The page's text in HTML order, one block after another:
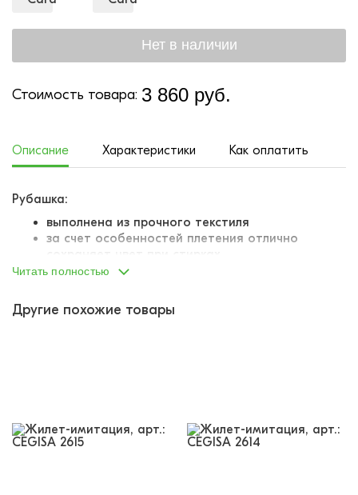
Стоимость товара: 3 860 руб.
Описание Характеристики Как оплатить
Рубашка:
выполнена из прочного текстиля
за счет особенностей плетения отлично
материал меньше мнется
планка и застегивается на металлические
горловина, манжеты и нижний край оформлены
резинкой-кашкорсе
Читать полностью
Другие похожие товары